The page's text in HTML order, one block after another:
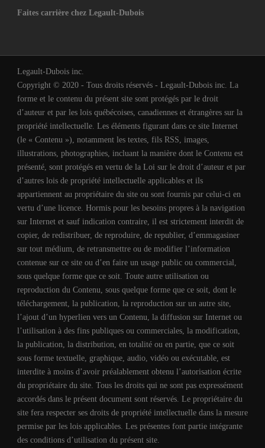
Faites carrière chez Legault-Dubois
Legault-Dubois inc.
Copyright © 2020 - Tous droits réservés - Legault-Dubois inc. La
forme et le contenu du présent site sont protégés par le droit
d’auteur et par les lois québécoises, canadiennes et étrangères sur la
propriété intellectuelle. Les éléments figurant dans ce site Internet
(le « Contenu »), notamment les textes, fils RSS, images,
illustrations, photographies, incluant la manière dont le Contenu est
présenté, sont protégés en vertu de la Loi sur le droit d’auteur et par
d’autres lois de propriété intellectuelle applicables et ils
appartiennent au propriétaire du site ou sont fournis par celui-ci en
vertu d’une licence. Hormis pour les besoins propres à la navigation
sur Internet et sauf indication contraire, il est strictement interdit de
copier, de redistribuer, de reproduire, de republier, d’emmagasiner
sur tout médium, de retransmettre ou de modifier l’information
contenue sur ce site ou d’en faire un usage public ou commercial,
sous quelque forme que ce soit. Toute autre utilisation ou
reproduction du Contenu, sous quelque forme que ce soit, dont le
téléchargement, la publication, la reproduction sur un autre site,
l’ajout d’un hyperlien vers un Contenu, la diffusion sur Internet ou
l’utilisation à des fins publiques ou commerciales, la modification,
la publication, la distribution, en totalité ou en partie, que ce soit
sous forme textuelle, graphique, audio, vidéo ou exécutable, est
interdite à moins d’avoir préalablement obtenu l’autorisation écrite
du propriétaire du site. Tous les droits qui ne sont pas expressément
accordés dans le présent document sont réservés. Le propriétaire du
site fera respecter ses droits de propriété intellectuelle dans la mesure
permise par les lois applicables. Les présentes font partie intégrante
des conditions d’utilisation du présent site.